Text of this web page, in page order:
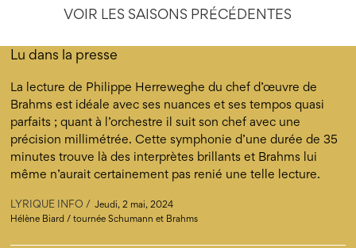
VOIR LES SAISONS PRÉCÉDENTES
Lu dans la presse
La lecture de Philippe Herreweghe du chef d’œuvre de
Brahms est idéale avec ses nuances et ses tempos quasi
parfaits ; quant à l’orchestre il suit son chef avec une
précision millimétrée. Cette symphonie d’une durée de 35
minutes trouve là des interprètes brillants et Brahms lui
même n’aurait certainement pas renié une telle lecture.
LYRIQUE INFO
Jeudi, 2 mai, 2024
Hélène Biard / tournée Schumann et Brahms